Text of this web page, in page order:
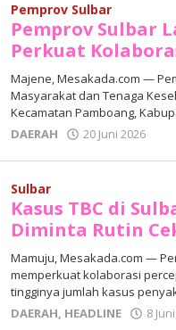
Pemprov Sulbar
Pemprov Sulbar
Perkuat
Majene, Mesakada.com —
Masyarakat dan Tenaga
Kecamatan Pamboang,
DAERAH
20 Juni 2026
Sulbar
Kasus TBC di
Diminta Rutin
Mamuju, Mesakada.com —
memperkuat kolaborasi
tingginya jumlah kasus
DAERAH, HEADLINE 8